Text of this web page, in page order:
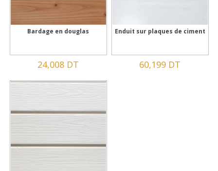
Bardage en douglas
24,008 DT
Enduit sur plaques de ciment
60,199 DT